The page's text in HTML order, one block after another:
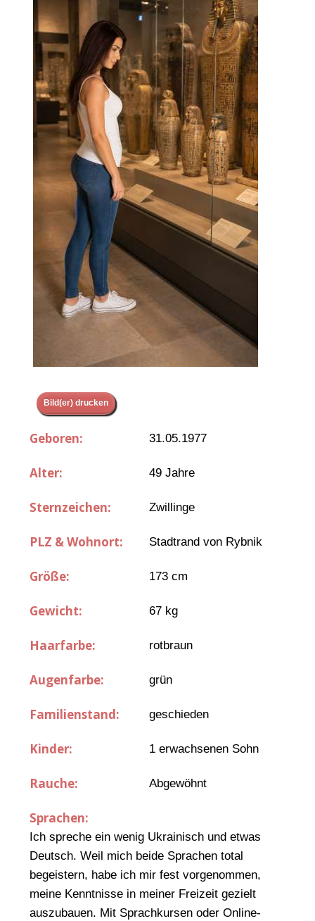
Bild(er) drucken
Geboren: 31.05.1977
Alter: 49 Jahre
Sternzeichen: Zwillinge
PLZ & Wohnort: Stadtrand von Rybnik
Größe: 173 cm
Gewicht: 67 kg
Haarfarbe: rotbraun
Augenfarbe: grün
Familienstand: geschieden
Kinder: 1 erwachsenen Sohn
Rauche: Abgewöhnt
Sprachen:
Ich spreche ein wenig Ukrainisch und etwas
Deutsch. Weil mich beide Sprachen total
begeistern, habe ich mir fest vorgenommen,
meine Kenntnisse in meiner Freizeit gezielt
auszubauen. Mit Sprachkursen oder Online-